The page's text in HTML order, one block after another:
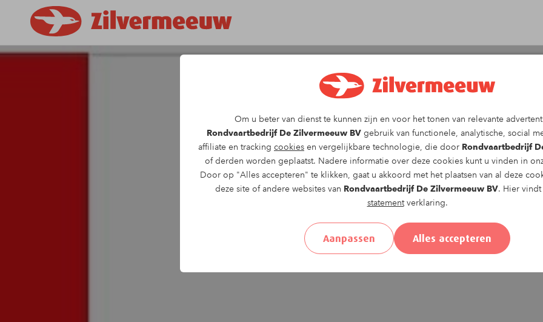
Om u beter van dienst te kunnen zijn en voor het tonen van relevante
Rondvaartbedrijf De Zilvermeeuw BV gebruik van functionele, analytische, social
affiliate en tracking cookies en vergelijkbare technologie, die door Rondvaartbedrijf
of derden worden geplaatst. Nadere informatie over deze cookies kunt u vinden in
Door op "Alles accepteren" te klikken, gaat u akkoord met het plaatsen van al deze
deze site of andere websites van Rondvaartbedrijf De Zilvermeeuw BV. Hier
statementverklaring.
Aanpassen Alles accepteren